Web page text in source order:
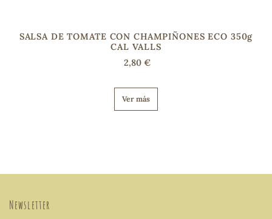
SALSA DE TOMATE CON CHAMPIÑONES ECO 350g
CAL VALLS
2,80 €
Ver más
Newsletter